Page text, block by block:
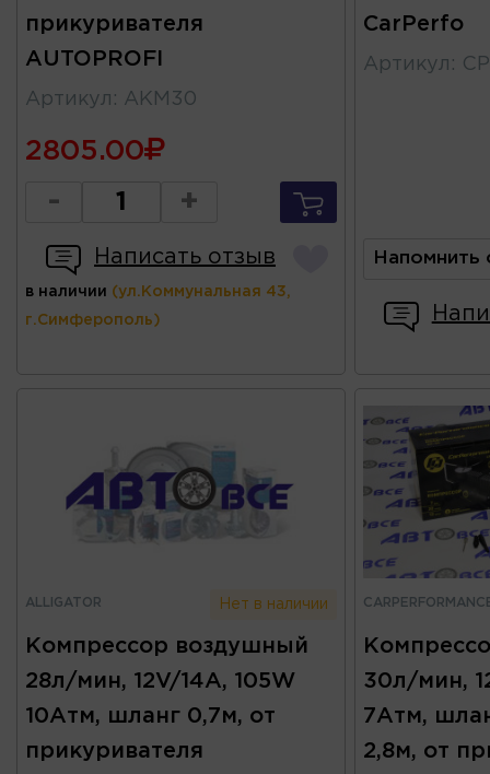
прикуривателя
AUTOPROFI
Артикул : AKM30
2805.00
- +
Написать отзыв
в наличии (ул.Коммунальная 43,
г.Симферополь)
CarPerfo
Артикул :
Напомнить
ALLIGATOR Нет в наличии
Компрессор воздушный
28л/мин, 12V/14A, 105W
10Атм, шланг 0,7м, от
прикуривателя
30л/мин,
7Атм,
2,8м, от